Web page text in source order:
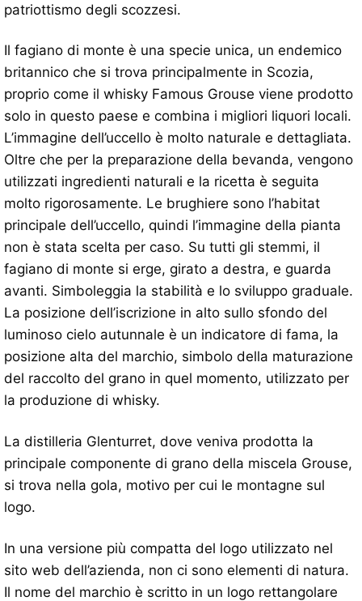
patriottismo degli scozzesi.
Il fagiano di monte è una specie unica, un endemico
britannico che si trova principalmente in Scozia,
proprio come il whisky Famous Grouse viene prodotto
solo in questo paese e combina i migliori liquori locali.
L’immagine dell’uccello è molto naturale e dettagliata.
Oltre che per la preparazione della bevanda, vengono
utilizzati ingredienti naturali e la ricetta è seguita
molto rigorosamente. Le brughiere sono l’habitat
principale dell’uccello, quindi l’immagine della pianta
non è stata scelta per caso. Su tutti gli stemmi, il
fagiano di monte si erge, girato a destra, e guarda
avanti. Simboleggia la stabilità e lo sviluppo graduale.
La posizione dell’iscrizione in alto sullo sfondo del
luminoso cielo autunnale è un indicatore di fama, la
posizione alta del marchio, simbolo della maturazione
del raccolto del grano in quel momento, utilizzato per
la produzione di whisky.
La distilleria Glenturret, dove veniva prodotta la
principale componente di grano della miscela Grouse,
si trova nella gola, motivo per cui le montagne sul
logo.
In una versione più compatta del logo utilizzato nel
sito web dell’azienda, non ci sono elementi di natura.
Il nome del marchio è scritto in un logo rettangolare